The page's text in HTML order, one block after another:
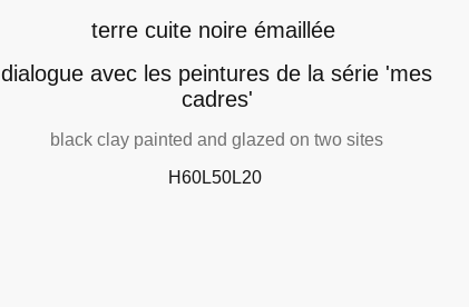
terre cuite noire émaillée
dialogue avec les peintures de la série 'mes
cadres'
black clay painted and glazed on two sites
H60L50L20